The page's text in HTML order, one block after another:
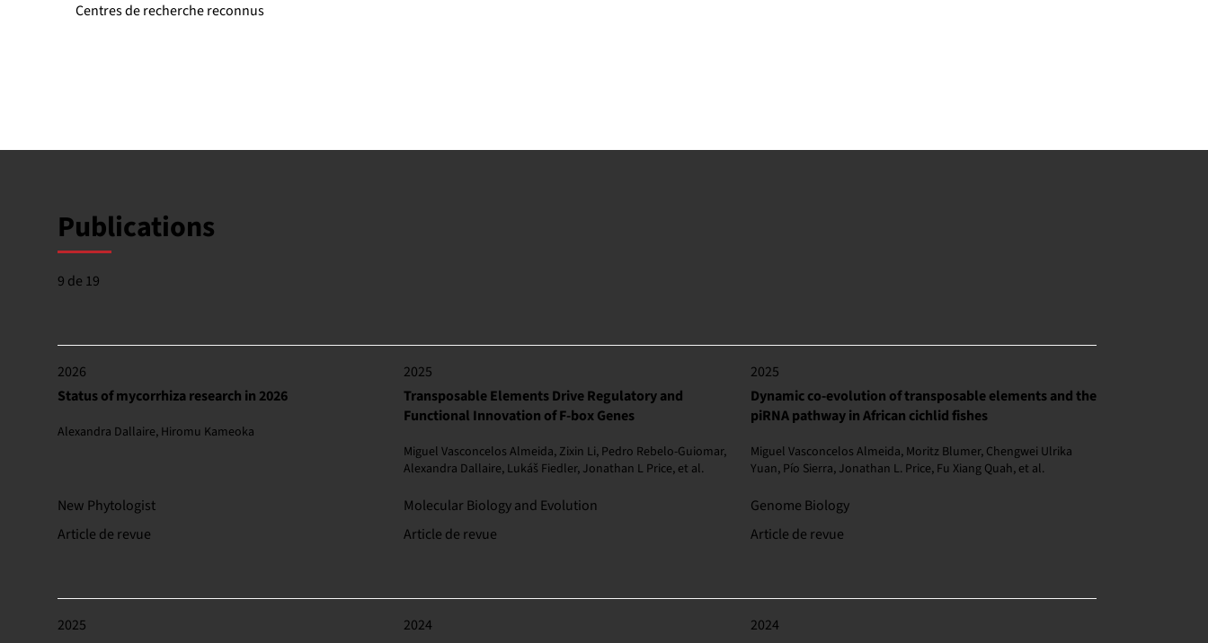
Centres de recherche reconnus
Publications
9 de 19
2026
Status of mycorrhiza research in 2026
Alexandra Dallaire, Hiromu Kameoka
Article de revue
New Phytologist
2025
Transposable Elements Drive Regulatory and
Functional Innovation of F-box Genes
Miguel Vasconcelos Almeida, Zixin Li, Pedro Rebelo-Guiomar,
Alexandra Dallaire, Lukáš Fiedler, Jonathan L Price, et al.
Article de revue
Molecular Biology and Evolution
2025
Dynamic co-evolution of transposable elements and the
piRNA pathway in African cichlid fishes
Miguel Vasconcelos Almeida, Moritz Blumer, Chengwei Ulrika
Yuan, Pío Sierra, Jonathan L. Price, Fu Xiang Quah, et al.
Article de revue
Genome Biology
2025
2024
2024